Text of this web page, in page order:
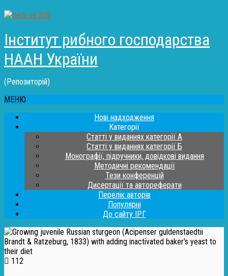
Інститут рибного господарства
НААН України
(Репозиторій)
МЕНЮ
Нові надходження
Категорії
Статті у виданнях категорії А
Статті у виданнях категорії Б
Монографії, підручники, довідкові видання
Методичні рекомендації
Тези конференцій
Дисертації та автореферати
Перелік авторів
Популярні
До сайту ІРГ
112